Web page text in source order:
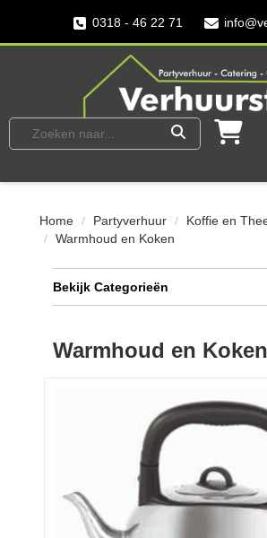
0318 - 46 22 71
Home Partyverhuur
Koffie en
Warmhoud en Koken
Bekijk Categorieën
Warmhoud en Koken